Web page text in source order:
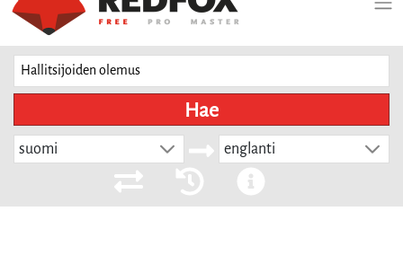
Hae
suomi englanti